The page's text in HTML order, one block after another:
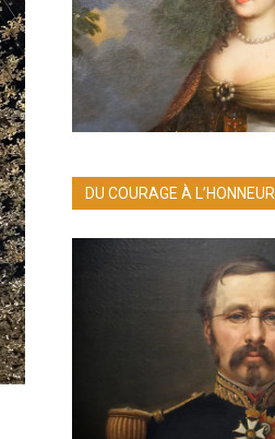
DU COURAGE À L’HONNEUR